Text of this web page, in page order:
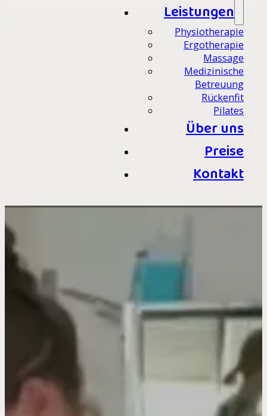
Leistungen
Physiotherapie
Ergotherapie
Massage
Medizinische
Betreuung
Rückenfit
Pilates
Über uns
Preise
Kontakt